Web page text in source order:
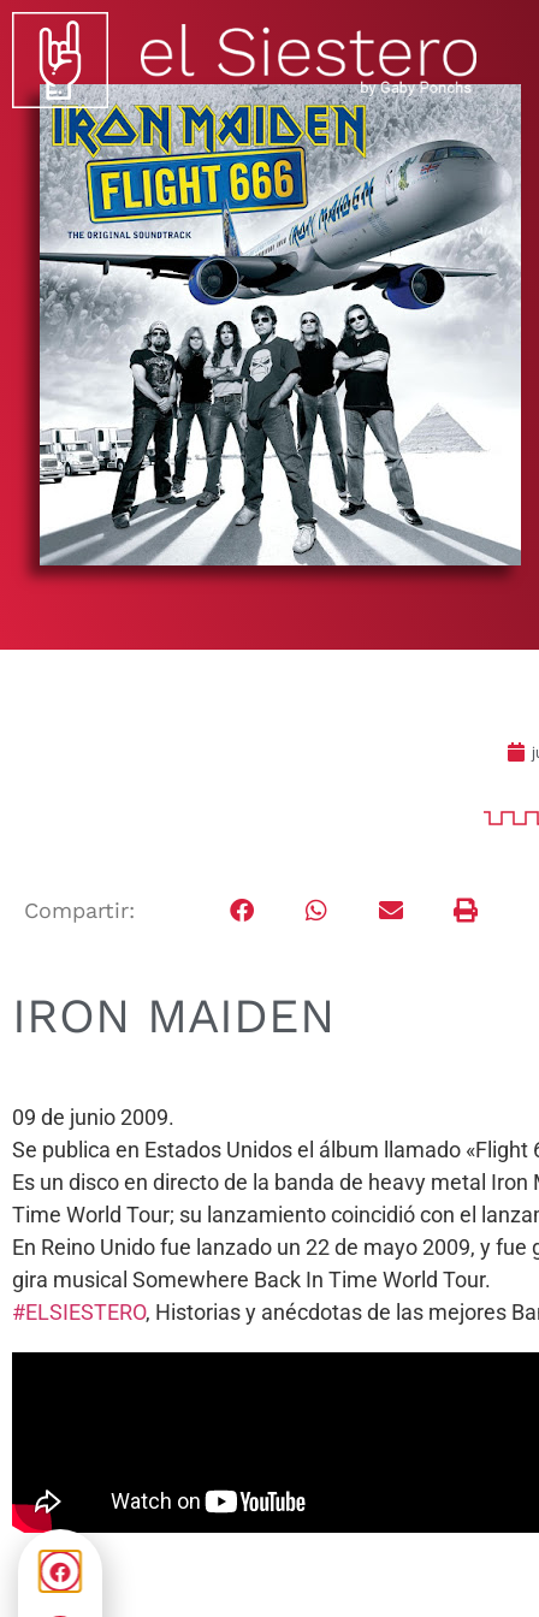
Compartir:
IRON MAIDEN
09 de junio 2009.
Se publica en Estados Unidos el álbum llamado «Flight
Es un disco en directo de la banda de heavy metal
Time World Tour; su lanzamiento coincidió con el
En Reino Unido fue lanzado un 22 de mayo 2009, y
gira musical Somewhere Back In Time World Tour.
#ELSIESTERO, Historias y anécdotas de las mejores